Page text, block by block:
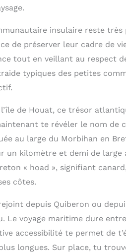
insulaire reste
de préserver leur cadre de
tout en veillant au respect
typiques des petites
de Houat, ce trésor
te révéler le nom de
au large du Morbihan en
un kilomètre et demi de
« hoad », signifiant
côtes.
depuis Quiberon ou
Le voyage maritime dure
accessibilité te permet de
longues. Sur place, tu